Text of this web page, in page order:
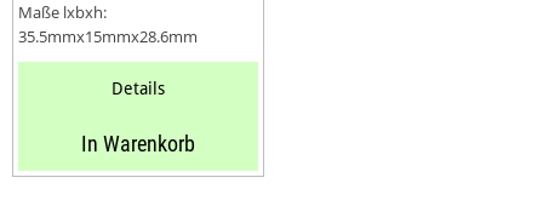
Maße lxbxh:
35.5mmx15mmx28.6mm
Gewicht: 42.5...
Details
In Warenkorb